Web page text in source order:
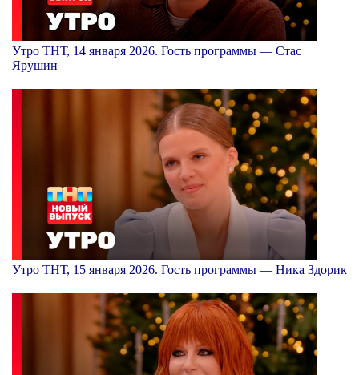
Утро ТНТ, 14 января 2026. Гость программы — Стас
Ярушин
Утро ТНТ, 15 января 2026. Гость программы — Ника Здорик